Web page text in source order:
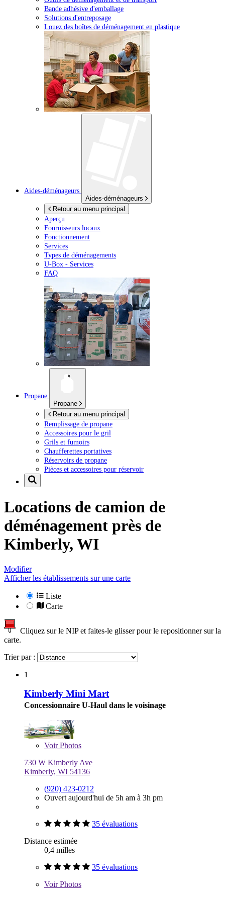
Bande adhésive d'emballage
Solutions d'entreposage
Louez des boîtes de déménagement en plastique
Aides-déménageurs
Aides-déménageurs
Retour au menu principal
Aperçu
Fournisseurs locaux
Fonctionnement
Services
Types de déménagements
U-Box - Services
FAQ
Propane
Propane
Retour au menu principal
Remplissage de propane
Accessoires pour le gril
Grils et fumoirs
Chaufferettes portatives
Réservoirs de propane
Pièces et accessoires pour réservoir
Locations de camion de
déménagement près de
Kimberly, WI
Modifier
Afficher les établissements sur une carte
Liste
Carte
Cliquez sur le NIP et faites-le glisser pour le repositionner sur la
carte.
Trier par :
1
Kimberly Mini Mart
Concessionnaire U-Haul dans le voisinage
VoirPhotos
730 W Kimberly Ave
Kimberly, WI 54136
(920) 423-0212
Ouvert aujourd'hui de 5h am à 3h pm
35 évaluations
Distance estimée
0,4 milles
35 évaluations
VoirPhotos